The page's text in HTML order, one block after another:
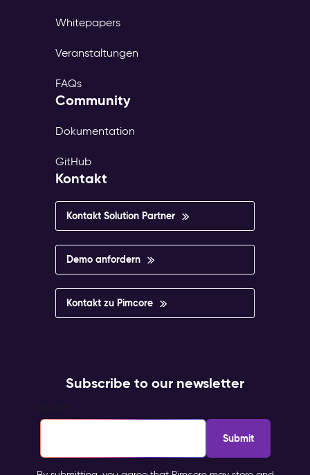
Whitepapers
Veranstaltungen
FAQs
Community
Dokumentation
GitHub
Kontakt
Kontakt Solution Partner
Demo anfordern
Kontakt zu Pimcore
Subscribe to our newsletter